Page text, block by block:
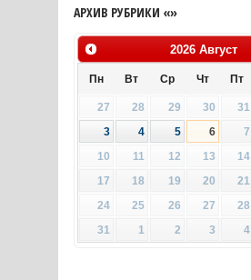
АРХИВ РУБРИКИ «»
2026 Август
Пн Вт Ср Чт Пт
27 28 29 30 31
3
4 5 6 7
10
11 12 13 14
17
18 19 20 21
24
25 26 27 28
31
1 2 3 4